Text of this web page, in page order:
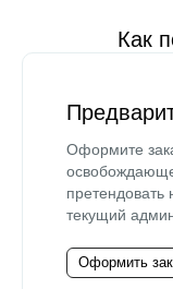
Как
Оформите
текущий
Оформить